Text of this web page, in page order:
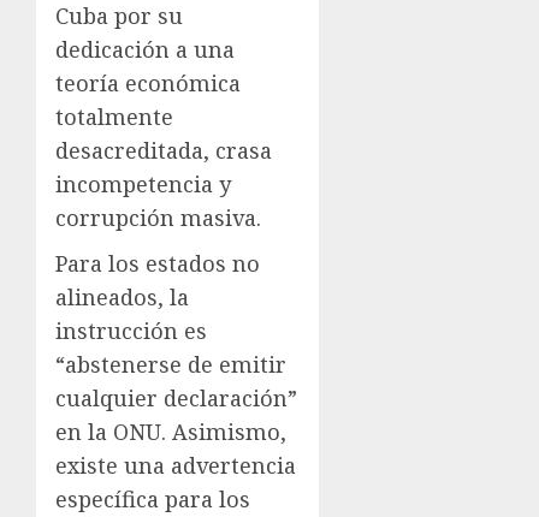
Cuba por su
dedicación a una
teoría económica
totalmente
desacreditada, crasa
incompetencia y
corrupción masiva.
Para los estados no
alineados, la
instrucción es
“abstenerse de emitir
cualquier declaración”
en la ONU. Asimismo,
existe una advertencia
específica para los